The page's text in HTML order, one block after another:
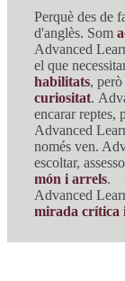
Perquè des de
d'anglès. Som
Advanced
el que
habilitats,
curiositat.
encarar reptes,
Advanced
només ven.
escoltar,
món i arrels.
Advanced
mirada crítica